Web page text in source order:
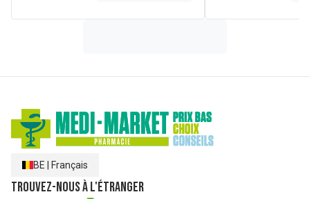
BE Français
Trouvez-nous à l'étranger